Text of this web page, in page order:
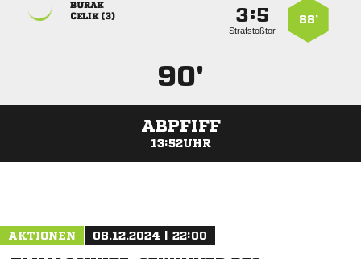
88’
:
Strafstoßtor

 
90'
ABPFIFF
13:52UHR
AKTIONEN 08.12.2024 | 22:00